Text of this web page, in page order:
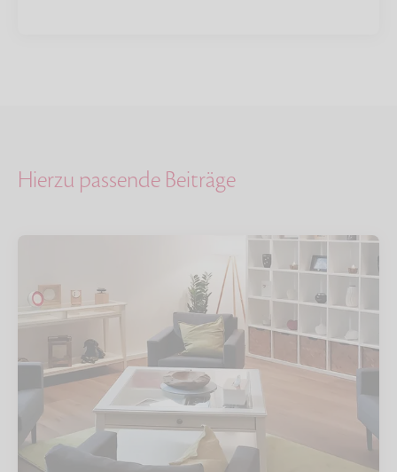
Hierzu passende Beiträge